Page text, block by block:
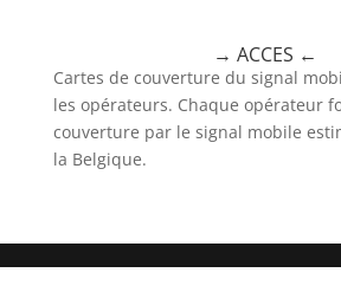
→ ACCES ←
Cartes de couverture du signal
les opérateurs. Chaque opérateur
couverture par le signal mobile
la Belgique.